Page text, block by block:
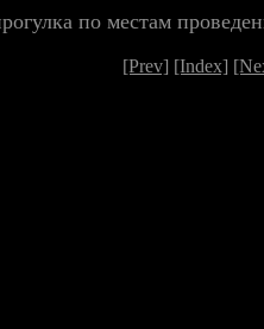
по местам
[Prev] [Index]